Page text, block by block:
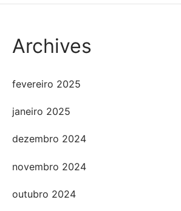
Archives
fevereiro 2025
janeiro 2025
dezembro 2024
novembro 2024
outubro 2024